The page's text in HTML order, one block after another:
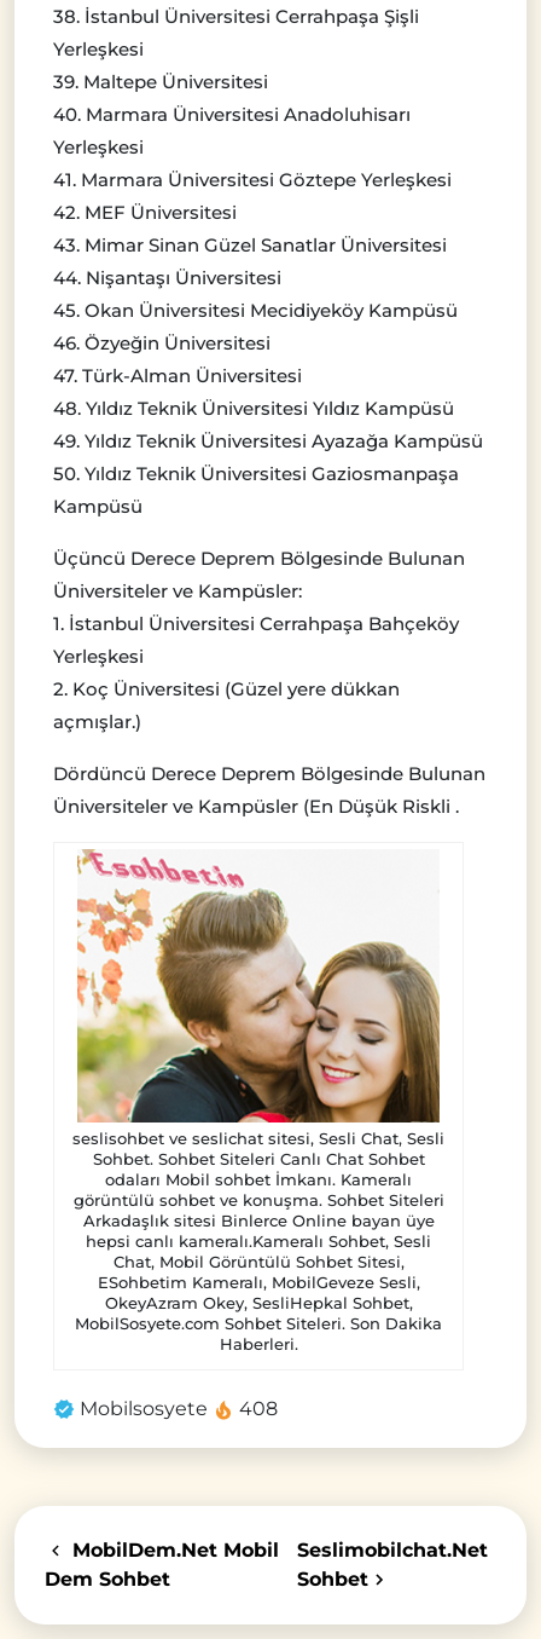
38. İstanbul Üniversitesi Cerrahpaşa Şişli
Yerleşkesi
39. Maltepe Üniversitesi
40. Marmara Üniversitesi Anadoluhisarı
Yerleşkesi
41. Marmara Üniversitesi Göztepe Yerleşkesi
42. MEF Üniversitesi
43. Mimar Sinan Güzel Sanatlar Üniversitesi
44. Nişantaşı Üniversitesi
45. Okan Üniversitesi Mecidiyeköy Kampüsü
46. Özyeğin Üniversitesi
47. Türk-Alman Üniversitesi
48. Yıldız Teknik Üniversitesi Yıldız Kampüsü
49. Yıldız Teknik Üniversitesi Ayazağa Kampüsü
50. Yıldız Teknik Üniversitesi Gaziosmanpaşa
Kampüsü
Üçüncü Derece Deprem Bölgesinde Bulunan
Üniversiteler ve Kampüsler:
1. İstanbul Üniversitesi Cerrahpaşa Bahçeköy
Yerleşkesi
2. Koç Üniversitesi (Güzel yere dükkan
açmışlar.)
Dördüncü Derece Deprem Bölgesinde Bulunan
Üniversiteler ve Kampüsler (En Düşük Riskli .
seslisohbet ve seslichat sitesi, Sesli Chat, Sesli
Sohbet. Sohbet Siteleri Canlı Chat Sohbet
odaları Mobil sohbet İmkanı. Kameralı
görüntülü sohbet ve konuşma. Sohbet Siteleri
Arkadaşlık sitesi Binlerce Online bayan üye
hepsi canlı kameralı.Kameralı Sohbet, Sesli
Chat, Mobil Görüntülü Sohbet Sitesi,
ESohbetim Kameralı, MobilGeveze Sesli,
OkeyAzram Okey, SesliHepkal Sohbet,
MobilSosyete.com Sohbet Siteleri. Son Dakika
Haberleri.
Mobilsosyete 408
MobilDem.Net Mobil
Dem Sohbet
Seslimobilchat.Net
Sohbet